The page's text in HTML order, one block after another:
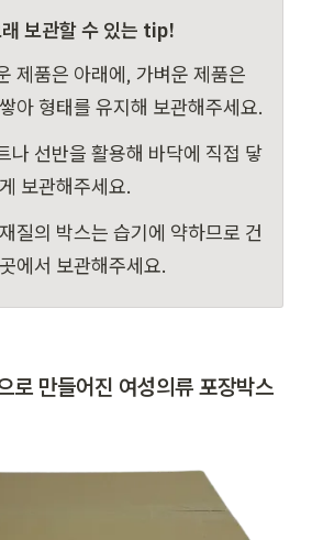
보관할 수 있는 tip!
제품은 아래에, 가벼운 제품은
아 형태를 유지해 보관해주세요.
나 선반을 활용해 바닥에 직접 닿
보관해주세요.
질의 박스는 습기에 약하므로 건
에서 보관해주세요.
로 만들어진 여성의류 포장박스